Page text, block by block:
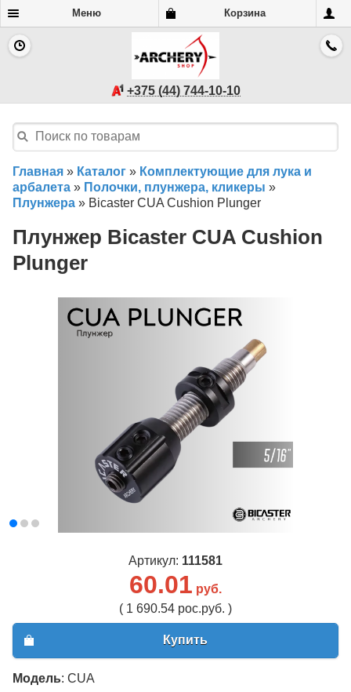
Меню Корзина
+375 (44) 744-10-10
Главная » Каталог » Комплектующие для лука и
арбалета » Полочки, плунжера, кликеры »
Плунжера » Bicaster CUA Cushion Plunger
Плунжер Bicaster CUA Cushion
Plunger
Артикул: 111581
60.01 руб.
( 1 690.54 рос.руб. )
Купить
Модель: CUA